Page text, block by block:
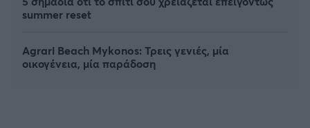
summer reset
Agrari Beach Mykonos: Τρεις γενιές, μία
οικογένεια, μία παράδοση